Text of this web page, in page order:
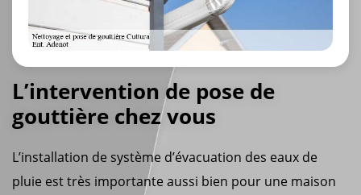
L’intervention de pose de
gouttière chez vous
L’installation de système d’évacuation des eaux de
pluie est très importante aussi bien pour une maison